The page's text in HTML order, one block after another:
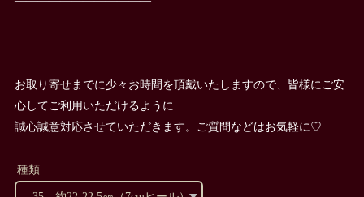
お取り寄せまでに少々お時間を頂戴いたしますので、皆様にご安
心してご利用いただけるように
誠心誠意対応させていただきます。ご質問などはお気軽に♡
種類